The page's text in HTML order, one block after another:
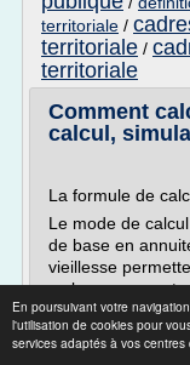
En poursuivant votre
l'utilisation de cookies pour
services adaptés à vos centres
territoriale /
territoriale /
territoriale
Comment
calcul,
La formule de
Le mode de
de base en
vieillesse
se base sur
le nombre de
requise et le taux
quelque...